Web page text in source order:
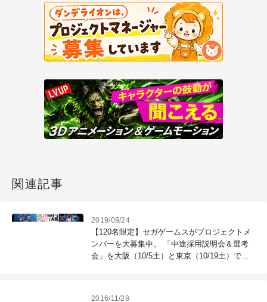
関連記事
2019/09/24
【120名限定】セガゲームスがプロジェクトメ
ンバーを大募集中。 「中途採用説明会＆選考
会」を大阪（10/5土）と東京（10/19土）で開
2016/11/28